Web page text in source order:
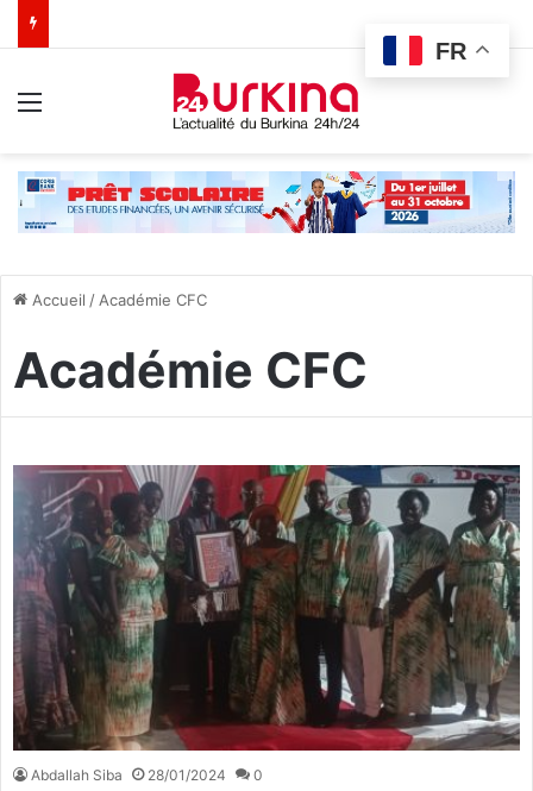
Accueil / Académie CFC
Académie CFC
Abdallah Siba 28/01/2024 0
FR